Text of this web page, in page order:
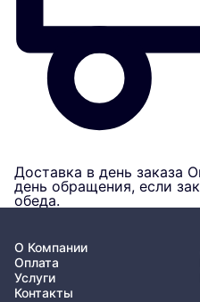
Доставка в день заказа
день обращения, если
обеда.
О Компании
Оплата
Услуги
Контакты